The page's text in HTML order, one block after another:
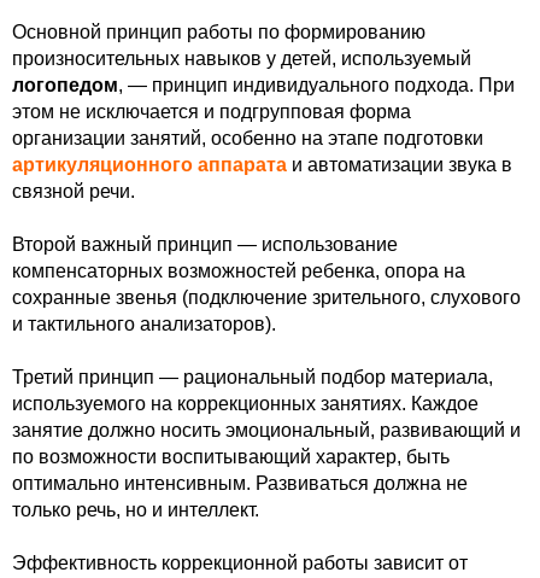
Основной принцип работы по формированию
произносительных навыков у детей, используемый
логопедом, — принцип индивидуального подхода. При
этом не исключается и подгрупповая форма
организации занятий, особенно на этапе подготовки
артикуляционного аппарата и автоматизации звука в
связной речи.
Второй важный принцип — использование
компенсаторных возможностей ребенка, опора на
сохранные звенья (подключение зрительного, слухового
и тактильного анализаторов).
Третий принцип — рациональный подбор материала,
используемого на коррекционных занятиях. Каждое
занятие должно носить эмоциональный, развивающий и
по возможности воспитывающий характер, быть
оптимально интенсивным. Развиваться должна не
только речь, но и интеллект.
Эффективность коррекционной работы зависит от